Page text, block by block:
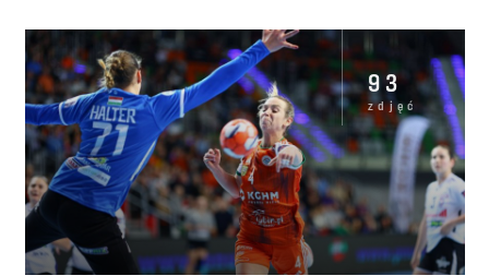
93
zdjęć